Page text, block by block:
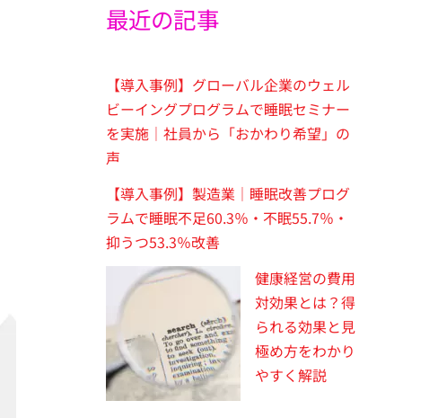
最近の記事
【導入事例】グローバル企業のウェル
ビーイングプログラムで睡眠セミナー
を実施｜社員から「おかわり希望」の
声
【導入事例】製造業｜睡眠改善プログ
ラムで睡眠不足60.3％・不眠55.7％・
抑うつ53.3％改善
健康経営の費用
対効果とは？得
られる効果と見
極め方をわかり
やすく解説